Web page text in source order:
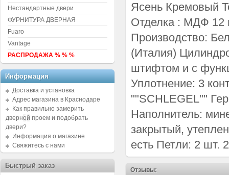
Ясень Кремовый
Отделка : МДФ 12
Производство:
(Италия)
штифтом и с
Уплотнение: 3
""SCHLEGEL""
Наполнитель:
закрытый,
есть Петли: 2 шт.
Отзывы:
Нестандартные двери
ФУРНИТУРА ДВЕРНАЯ
Fuaro
Vantage
РАСПРОДАЖА % % %
Информация
Доставка и установка
Адрес магазина в Краснодаре
Как правильно замерить
дверной проем и подобрать
двери?
Информация о магазине
Свяжитесь с нами
Быстрый заказ